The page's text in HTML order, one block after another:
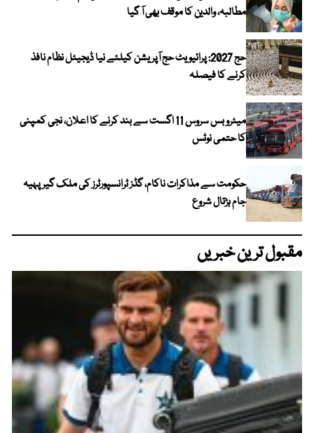
مطالبہ، والدین کا موقف بھی آ گیا
حج 2027: پرائیویٹ حج آپریشن کیلئے نیا ڈیجیٹل نظام نافذ
کرنے کا فیصلہ
میٹرو بس سروس 11 اگست سے بند کرنے کا اعلان، نجی کمپنی
کا حتمی نوٹس
حکومت سے مذاکرات ناکام، گڈز ٹرانسپورٹرز کی ملک گیر پہیہ
جام ہڑتال شروع
مقبول ترین خبریں